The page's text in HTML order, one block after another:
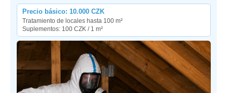
Precio básico: 10.000 CZK
Tratamiento de locales hasta 100 m²
Suplementos: 100 CZK / 1 m²